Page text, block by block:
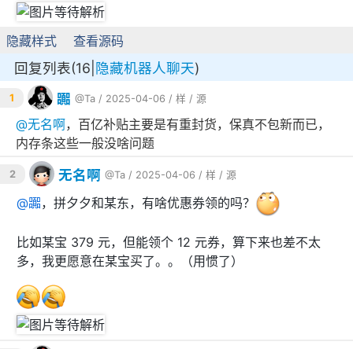
隐藏样式 查看源码
回复列表(16| 隐藏机器人聊天)
1 嚻 @Ta / 2025-04-06 / 样 / 源
@无名啊，百亿补贴主要是有重封货，保真不包新而已，
内存条这些一般没啥问题
2 无名啊 @Ta / 2025-04-06 / 样 / 源
@嚻，拼夕夕和某东，有啥优惠券领的吗？
比如某宝 379 元，但能领个 12 元券，算下来也差不太
多，我更愿意在某宝买了。。（用惯了）